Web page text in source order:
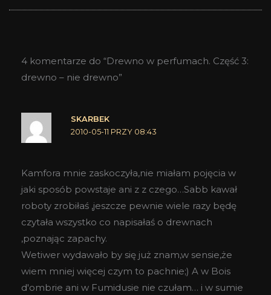
4 komentarze do “Drewno w perfumach. Część 3:
drewno – nie drewno”
SKARBEK
2010-05-11 PRZY 08:43
Kamfora mnie zaskoczyła,nie miałam pojęcia w
jaki sposób powstaje ani z z czego…Sabb kawał
roboty zrobiłaś ,jeszcze pewnie wiele razy będę
czytała wszystko co napisałaś o drewnach
,poznając zapachy.
Wetiwer wydawało by się już znam,w sensie,że
wiem mniej więcej czym to pachnie;) A w Bois
d'ombrie ani w Fumidusie nie czułam… i w sumie